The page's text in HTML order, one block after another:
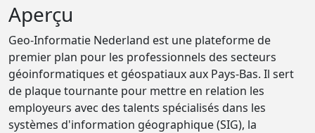
Aperçu
Geo-Informatie Nederland est une plateforme de
premier plan pour les professionnels des secteurs
géoinformatiques et géospatiaux aux Pays-Bas. Il sert
de plaque tournante pour mettre en relation les
employeurs avec des talents spécialisés dans les
systèmes d'information géographique (SIG), la